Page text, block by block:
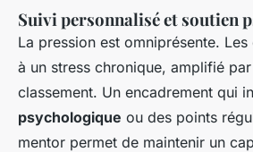
Suivi personnalisé et soutien
La pression est omniprésente.
à un stress chronique, amplifié
classement. Un encadrement qui
psychologique ou des points
mentor permet de maintenir un